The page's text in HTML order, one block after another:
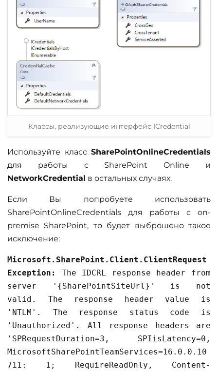
Классы, реализующие интерфейс ICredential
Используйте класс SharePointOnlineCredentials
для работы с SharePoint Online и
NetworkCredential в остальных случаях.
Если Вы попробуете использовать
SharePointOnlineCredentials для работы с on-
premise SharePoint, то будет выброшено такое
исключение:
Microsoft.SharePoint.Client.ClientRequest
Exception:
The IDCRL response header from
server '{SharePointSiteUrl}' is not
valid. The response header value is
'NTLM'. The response status code is
'Unauthorized'. All response headers are
'SPRequestDuration=3, SPIisLatency=0,
MicrosoftSharePointTeamServices=16.0.0.10
711: 1; RequireReadOnly, Content-